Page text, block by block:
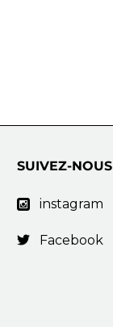
SUIVEZ-NOUS
 instagram
 Facebook